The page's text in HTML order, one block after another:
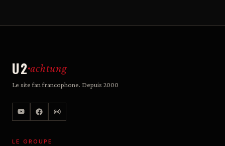
U2 achtung
Le site fan francophone. Depuis 2000
LE GROUPE